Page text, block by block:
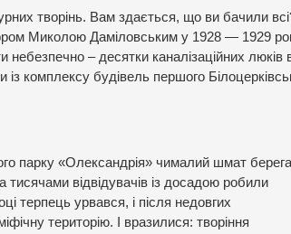
творінь. Вам здається, що ви бачили
Миколою Даміловським у 1928 — 1929
– десятки каналізаційних люків
комплексу будівель першого
парку «Олександрія» чималий шмат берега
тисячами відвідувачів із досадою робили
терпець урвався, і після недовгих
територію. І вразилися: творіння